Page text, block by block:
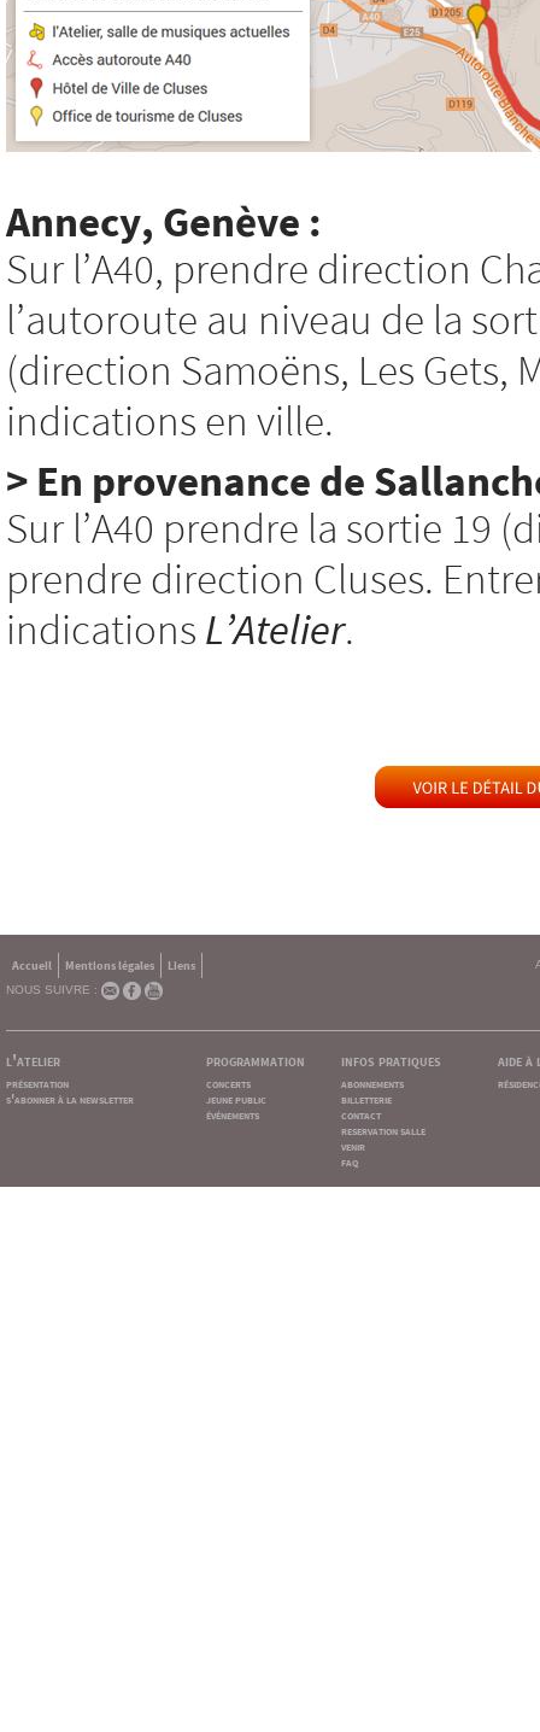
Annecy, Genève :
Sur l’A40, prendre direction
l’autoroute au niveau de la
(direction Samoëns, Les Gets,
indications en ville.
> En provenance de
Sur l’A40 prendre la sortie 19
prendre direction Cluses.
indications L’Atelier.
Accueil Mentions légales
Liens
NOUS SUIVRE :
l'atelier
présentation
s'abonner à la newsletter
programmation
concerts
jeune public
événements
infos pratiques
abonnements
billetterie
contact
reservation salle
venir
faq
aide